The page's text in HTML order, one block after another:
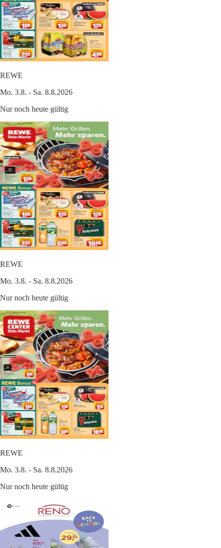
REWE
Mo. 3.8. - Sa. 8.8.2026
Nur noch heute gültig
REWE
Mo. 3.8. - Sa. 8.8.2026
Nur noch heute gültig
REWE
Mo. 3.8. - Sa. 8.8.2026
Nur noch heute gültig